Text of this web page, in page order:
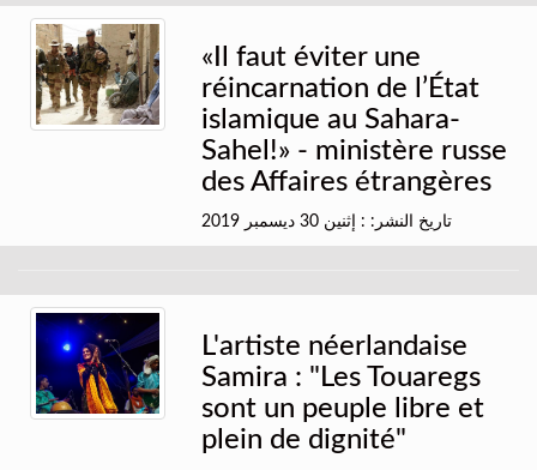
«Il faut éviter une
réincarnation de l’État
islamique au Sahara-
Sahel!» - ministère russe
des Affaires étrangères
تاريخ النشر: : إثنين 30 ديسمبر 2019
L'artiste néerlandaise
Samira : "Les Touaregs
sont un peuple libre et
plein de dignité"